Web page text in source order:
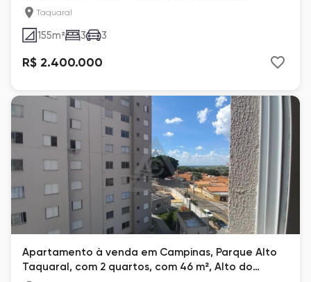
Taquaral
155m² 3 3
R$ 2.400.000
Apartamento à venda em Campinas, Parque Alto
Taquaral, com 2 quartos, com 46 m², Alto do